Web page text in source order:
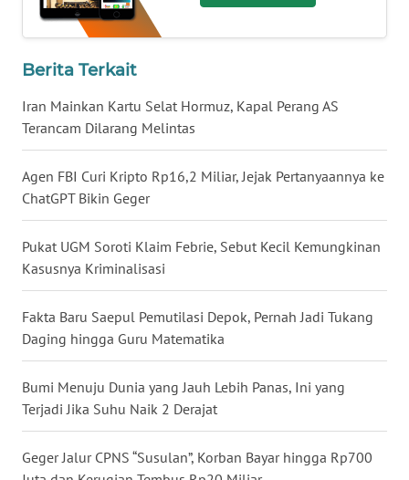
Berita Terkait
Iran Mainkan Kartu Selat Hormuz, Kapal Perang AS
Terancam Dilarang Melintas
Agen FBI Curi Kripto Rp16,2 Miliar, Jejak Pertanyaannya ke
ChatGPT Bikin Geger
Pukat UGM Soroti Klaim Febrie, Sebut Kecil Kemungkinan
Kasusnya Kriminalisasi
Fakta Baru Saepul Pemutilasi Depok, Pernah Jadi Tukang
Daging hingga Guru Matematika
Bumi Menuju Dunia yang Jauh Lebih Panas, Ini yang
Terjadi Jika Suhu Naik 2 Derajat
Geger Jalur CPNS “Susulan”, Korban Bayar hingga Rp700
WN
SUMBAR
SUMSEL
BENGKULU
WN
LAMPUNG
WN
JATENG
WN
NUSANTARA